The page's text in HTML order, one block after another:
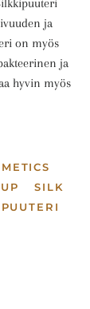
ja
on myös
ja
hyvin myös
SILK